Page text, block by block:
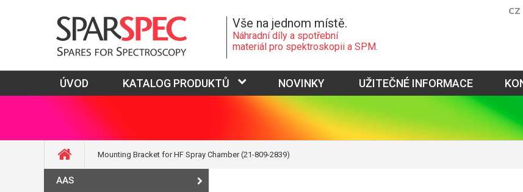
Vše na jednom místě.
Náhradní díly a spotřební
materiál pro spektroskopii a SPM.
CZ
ÚVOD KATALOG PRODUKTŮ NOVINKY UŽITEČNÉ INFORMACE
Mounting Bracket for HF Spray Chamber (21-809-2839)
AAS